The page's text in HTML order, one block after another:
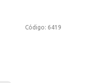
Código: 6419